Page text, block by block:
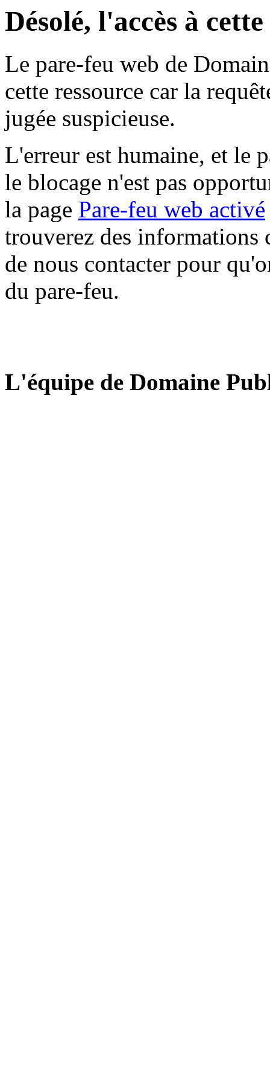
Désolé, l'accès à
Le pare-feu web de
cette ressource car la
jugée suspicieuse.
L'erreur est humaine, et le
le blocage n'est pas
la page Pare-feu web activé
trouverez des informations
de nous contacter pour
du pare-feu.
L'équipe de Domaine